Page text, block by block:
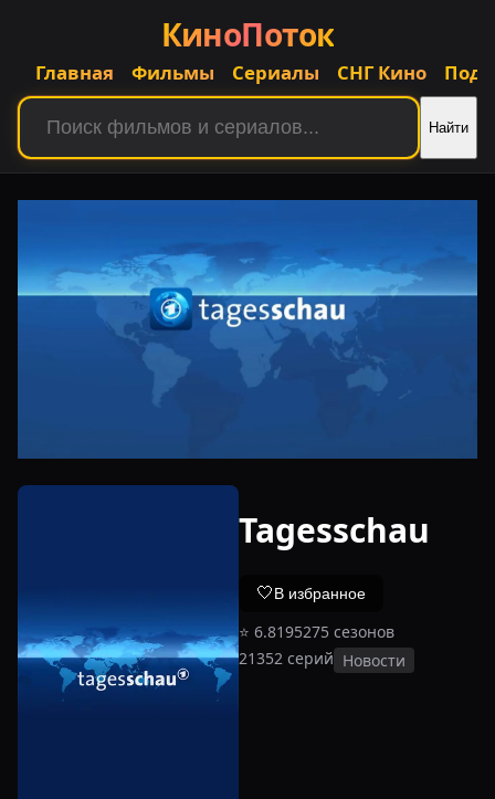
КиноПоток
Главная Фильмы Сериалы СНГ Кино
Найти
Tagesschau
🤍В избранное
⭐ 6.8195275 сезонов
21352 серий Новости